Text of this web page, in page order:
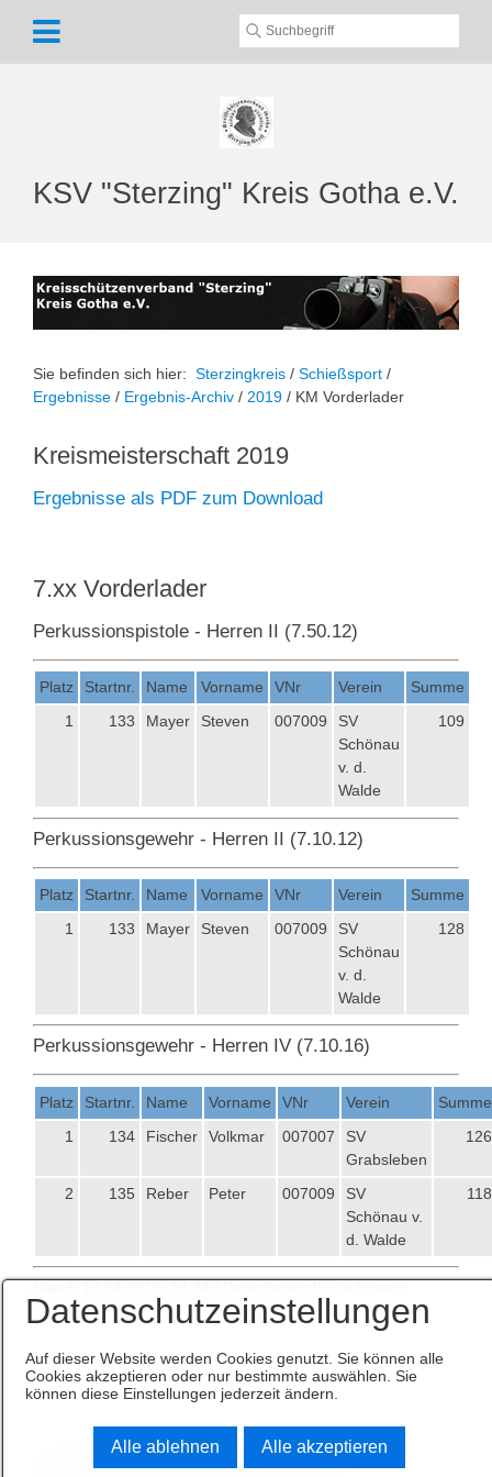
KSV "Sterzing" Kreis Gotha e.V.
Sie befinden sich hier: Sterzingkreis / Schießsport /
Ergebnisse / Ergebnis-Archiv / 2019 / KM Vorderlader
Kreismeisterschaft 2019
Ergebnisse als PDF zum Download
7.xx Vorderlader
Perkussionspistole - Herren II (7.50.12)
Platz Startnr. Name Vorname VNr Verein
Summe
1
133 Mayer Steven 007009
SV
Schönau
v. d.
Walde
109
Perkussionsgewehr - Herren II (7.10.12)
Platz Startnr. Name Vorname VNr Verein
Summe
1
133 Mayer Steven 007009
SV
Schönau
v. d.
Walde
128
Perkussionsgewehr - Herren IV (7.10.16)
Platz Startnr. Name Vorname VNr Verein
Summe
1
134 Fischer Volkmar 007007
SV
Grabsleben
126
2 135 Reber Peter 007009
SV
Schönau v.
d. Walde
118
DAVID21+
Datenschutzeinstellungen
Auf dieser Website werden Cookies genutzt. Sie können alle
Cookies akzeptieren oder nur bestimmte auswählen. Sie
können diese Einstellungen jederzeit ändern.
Alle ablehnen Alle akzeptieren